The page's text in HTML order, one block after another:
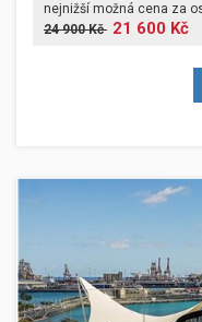
nejnižší možná cena za
24 900 Kč 21 600 Kč